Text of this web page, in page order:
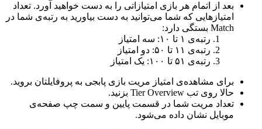
بعد از اتمام هر بازی امتیازاتی را به دست خواهید آورد. تعداد
امتیازهایی که شما می‌توانید به دست بیاورید به رتبه‌ی شما در
Match بستگی دارد:
رتبه‌ی ۱ تا ۱۰: سه امتیاز
رتبه‌ی ۱۱ تا ۵۰: دو امتیاز
رتبه‌ی ۵۱ تا ۱۰۰: یک امتیاز
برای مشاهده‌ی امتیاز مریت بازی پابجی به پروفایلتان بروید.
حالا روی تب Tier Overview بزنید.
تعداد مریت شما در قسمت پایین و سمت چپ صفحه‌ی
موبایل نشان داده می‌شود.